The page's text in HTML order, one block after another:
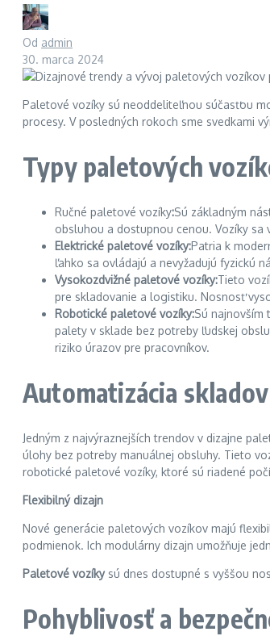
Od admin
30. marca 2024
Paletové vozíky sú neoddeliteľnou súčasťou
procesy. V posledných rokoch sme svedkami
Typy paletových
Ručné paletové vozíky:Sú základným
obsluhou a dostupnou cenou. Vozíky sa
Elektrické paletové vozíky:Patria k
ľahko sa ovládajú a nevyžadujú fyzickú
Vysokozdvižné paletové vozíky:Tieto
pre skladovanie a logistiku. Nosnosť
Robotické paletové vozíky:Sú najnovším
palety v sklade bez potreby ľudskej
riziko úrazov pre pracovníkov.
Automatizácia skladov
Jedným z najvýraznejších trendov v dizajne
úlohy bez potreby manuálnej obsluhy. Tieto
robotické paletové vozíky, ktoré sú riadené
Flexibilný dizajn
Nové generácie paletových vozíkov majú
podmienok. Ich modulárny dizajn umožňuje
Paletové vozíkysú dnes dostupné s vyššou
Pohyblivosť a